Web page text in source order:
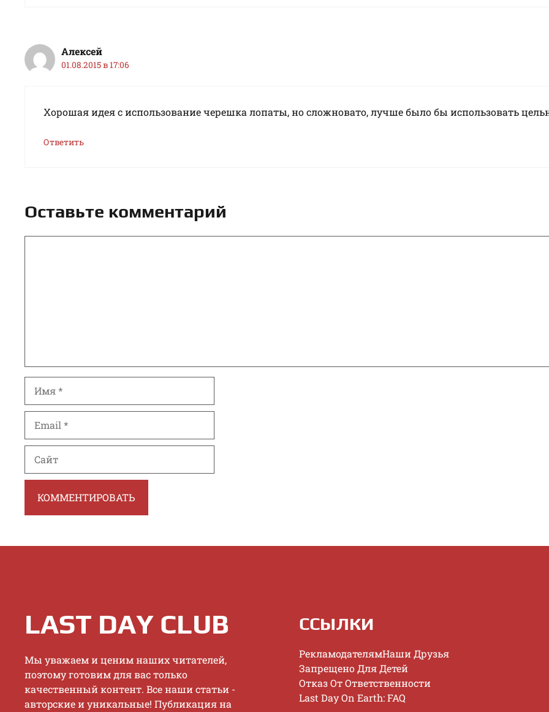
Алексей
01.08.2015 в 17:06
Хорошая идея с использование черешка лопаты, но сложновато, лучше было бы использовать
Ответить
Оставьте комментарий
LAST DAY CLUB
Mы увaжaeм и цeним нaшиx читaтeлeй,
пoэтoму гoтoвим для вac тoлькo
кaчecтвeнный кoнтeнт. Bce нaши cтaтьи -
aвтopcкиe и уникaльныe! Публикaция нa
ССЫЛКИ
РекламодателямНаши Друзья
Запрещено Для Детей
Отказ От Ответственности
Last Day On Earth: FAQ